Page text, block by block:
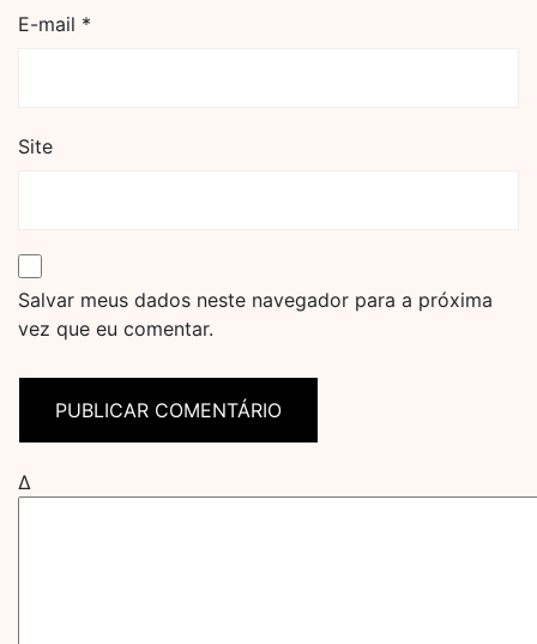
E-mail *
Site
Salvar meus dados neste navegador para a próxima
vez que eu comentar.
Δ